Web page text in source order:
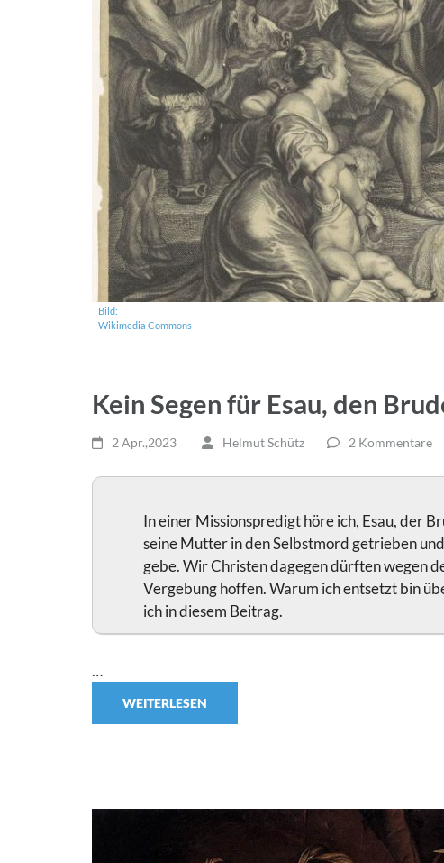
Bild:
Wikimedia Commons
Kein Segen für Esau, den
2 Apr.,2023 Helmut Schütz 2 Kommentare
In einer Missionspredigt höre ich, Esau, der
seine Mutter in den Selbstmord getrieben
gebe. Wir Christen dagegen dürften wegen
Vergebung hoffen. Warum ich entsetzt bin
ich in diesem Beitrag.
…
WEITERLESEN